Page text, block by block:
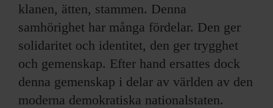
ANNONSERA I F&F
OM F&F
klanen, ätten, stammen. Denna
samhörighet har många fördelar. Den ger
solidaritet och identitet, den ger trygghet
och gemenskap. Efter hand ersattes dock
denna gemenskap i delar av världen av den
moderna demokratiska nationalstaten.